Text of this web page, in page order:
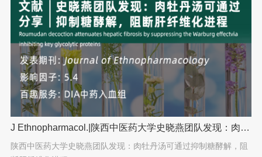
J Ethnopharmacol.|陕西中医药大学史晓燕团队发现：肉牡
陕西中医药大学史晓燕团队发现：肉牡丹汤可通过抑制糖酵解，阻